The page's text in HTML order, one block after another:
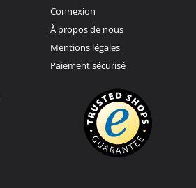
Connexion
À propos de nous
Mentions légales
Paiement sécurisé